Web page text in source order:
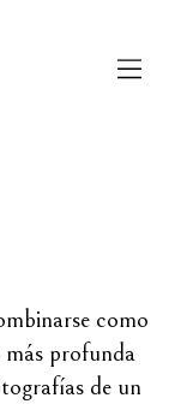
como
más profunda
de un